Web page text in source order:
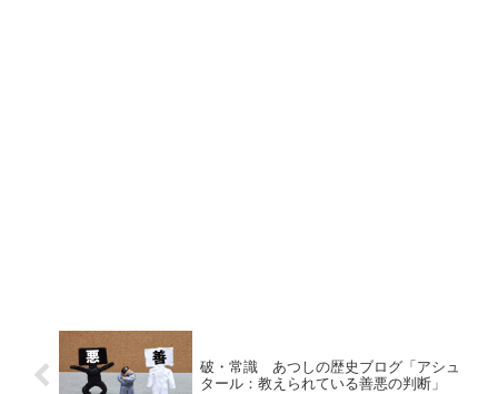
破・常識 あつしの歴史ブログ「アシュ
タール：教えられている善悪の判断」